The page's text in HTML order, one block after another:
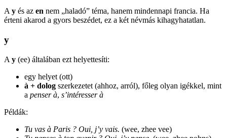
A y és az en nem „haladó” téma, hanem mindennapi francia. Ha
érteni akarod a gyors beszédet, ez a két névmás kihagyhatatlan.
y
A y (ee) általában ezt helyettesíti:
egy helyet (ott)
à + dolog szerkezetet (ahhoz, arról), főleg olyan igékkel, mint
a penser à, s’intéresser à
Példák:
Tu vas à Paris ? Oui, j’y vais. (wee, zhee vee)